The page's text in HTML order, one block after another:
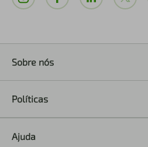
Sobre nós
Políticas
Ajuda